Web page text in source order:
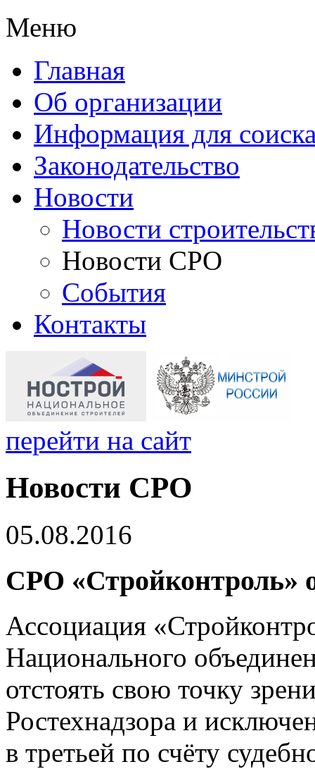
Меню
Главная
Об организации
Информация для
Законодательство
Новости
Новости
Новости СРО
События
Контакты
перейти на сайт
Новости СРО
05.08.2016
СРО «Стройконтроль»
Ассоциация
Национального
отстоять свою точку
Ростехнадзора и
в третьей по счёту